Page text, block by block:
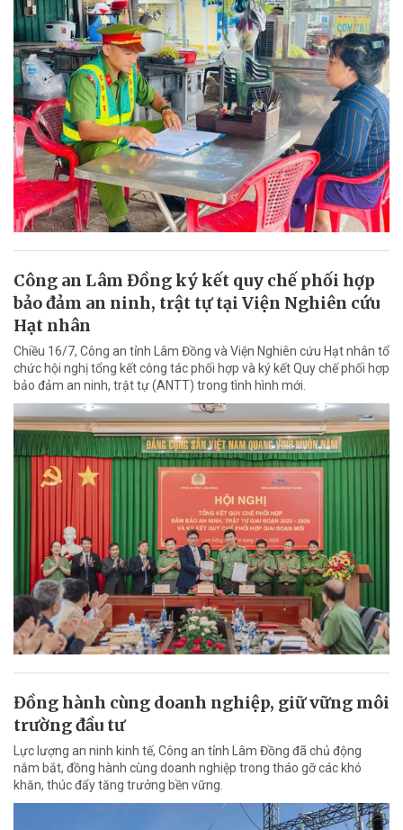
Công an Lâm Đồng ký kết quy chế phối hợp
bảo đảm an ninh, trật tự tại Viện Nghiên cứu
Hạt nhân
Chiều 16/7, Công an tỉnh Lâm Đồng và Viện Nghiên cứu Hạt nhân tổ
chức hội nghị tổng kết công tác phối hợp và ký kết Quy chế phối hợp
bảo đảm an ninh, trật tự (ANTT) trong tình hình mới.
Đồng hành cùng doanh nghiệp, giữ vững môi
trường đầu tư
Lực lượng an ninh kinh tế, Công an tỉnh Lâm Đồng đã chủ động
nắm bắt, đồng hành cùng doanh nghiệp trong tháo gỡ các khó
khăn, thúc đẩy tăng trưởng bền vững.